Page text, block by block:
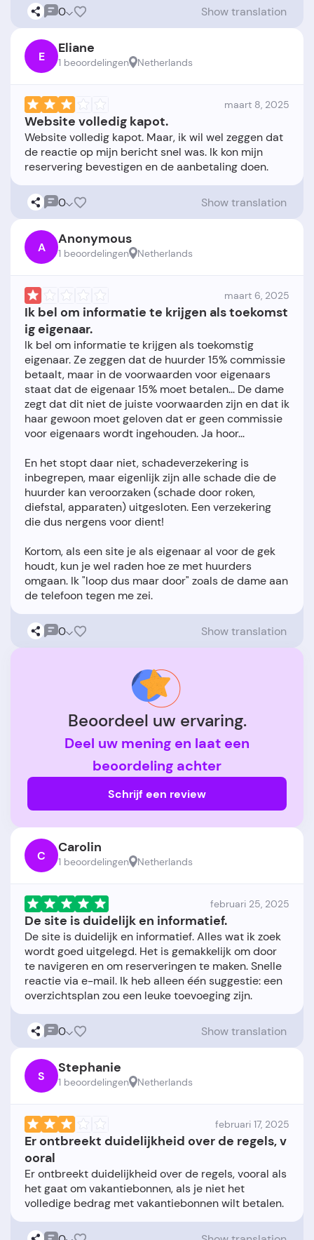
0 Show translation
E Eliane
1 beoordelingen Netherlands
maart 8, 2025
Website volledig kapot.
Website volledig kapot. Maar, ik wil wel zeggen dat
de reactie op mijn bericht snel was. Ik kon mijn
0 Show translation
A Anonymous
1 beoordelingen Netherlands
maart 6, 2025
Ik bel om informatie te krijgen als toekomst
ig eigenaar.
Ik bel om informatie te krijgen als toekomstig
eigenaar. Ze zeggen dat de huurder 15% commissie
betaalt, maar in de voorwaarden voor eigenaars
staat dat de eigenaar 15% moet betalen... De dame
zegt dat dit niet de juiste voorwaarden zijn en dat ik
haar gewoon moet geloven dat er geen commissie
voor eigenaars wordt ingehouden. Ja hoor...
En het stopt daar niet, schadeverzekering is
inbegrepen, maar eigenlijk zijn alle schade die de
huurder kan veroorzaken (schade door roken,
diefstal, apparaten) uitgesloten. Een verzekering
die dus nergens voor dient!
Kortom, als een site je als eigenaar al voor de gek
houdt, kun je wel raden hoe ze met huurders
omgaan. Ik "loop dus maar door" zoals de dame aan
0 Show translation
Beoordeel uw ervaring.
Deel uw mening en laat een
beoordeling achter
Schrijf een review
C Carolin
1 beoordelingen Netherlands
februari 25, 2025
De site is duidelijk en informatief.
De site is duidelijk en informatief. Alles wat ik zoek
wordt goed uitgelegd. Het is gemakkelijk om door
te navigeren en om reserveringen te maken. Snelle
reactie via e-mail. Ik heb alleen één suggestie: een
0 Show translation
S Stephanie
1 beoordelingen Netherlands
februari 17, 2025
Er ontbreekt duidelijkheid over de regels, v
ooral
Er ontbreekt duidelijkheid over de regels, vooral als
het gaat om vakantiebonnen, als je niet het